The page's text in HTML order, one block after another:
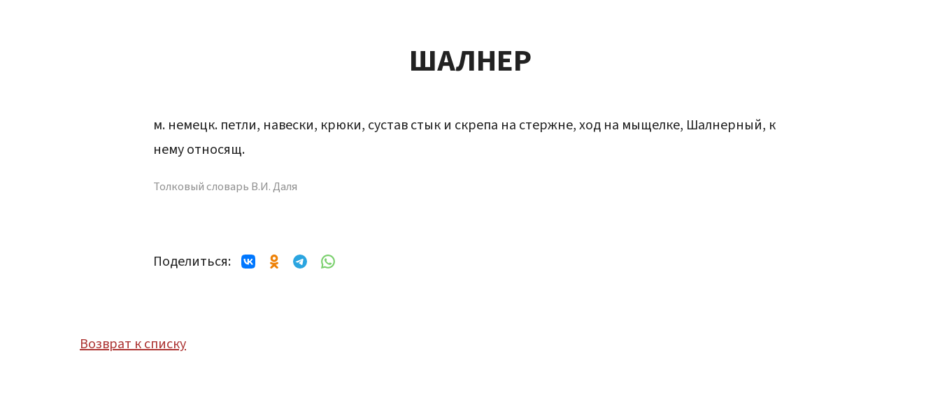
ШАЛНЕР
м. немецк. петли, навески, крюки, сустав стык и скрепа на стержне, ход на мыщелке, Шалнерный, к
нему относящ.
Толковый словарь В.И. Даля
Поделиться:
Возврат к списку